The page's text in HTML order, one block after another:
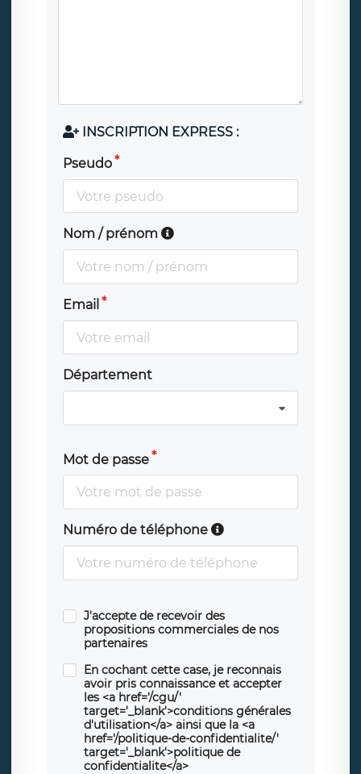
INSCRIPTION EXPRESS :
Pseudo
Nom / prénom
Email
Département
Mot de passe
Numéro de téléphone
J'accepte de recevoir des
propositions commerciales de nos
partenaires
En cochant cette case, je reconnais
avoir pris connaissance et accepter
les <a href='/cgu/'
target='_blank'>conditions générales
d'utilisation</a> ainsi que la <a
href='/politique-de-confidentialite/'
target='_blank'>politique de
confidentialite</a>